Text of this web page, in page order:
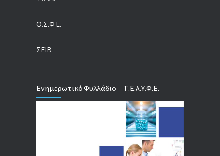
Ο.Σ.Φ.Ε.
ΣΕΙΒ
Ενημερωτικό Φυλλάδιο – Τ.Ε.Α.Υ.Φ.Ε.